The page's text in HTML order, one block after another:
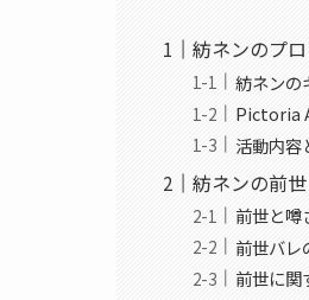
紡ネンのプ
紡ネンの
Pictoria
活動内容
紡ネンの前
前世と噂
前世バレ
前世に関